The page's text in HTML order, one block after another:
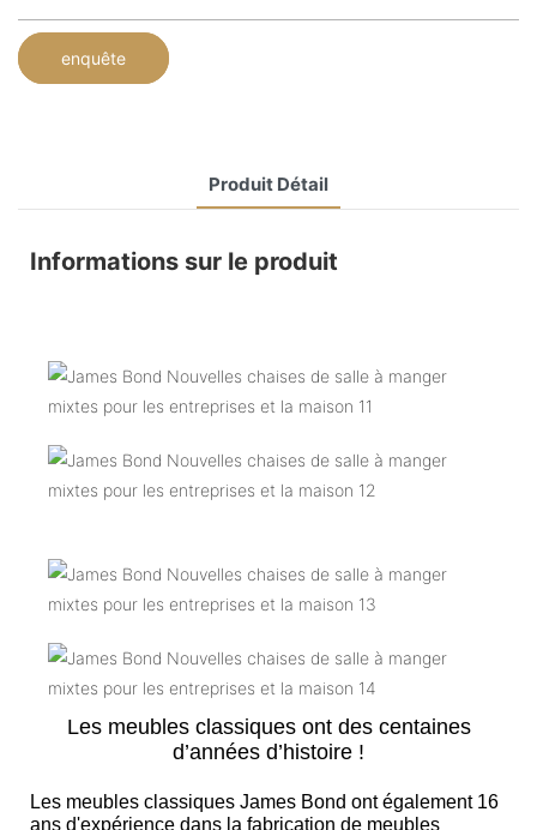
enquête
Produit Détail
Informations sur le produit
Les meubles classiques ont des centaines
d’années d’histoire !
Les meubles classiques James Bond ont également 16
ans d'expérience dans la fabrication de meubles